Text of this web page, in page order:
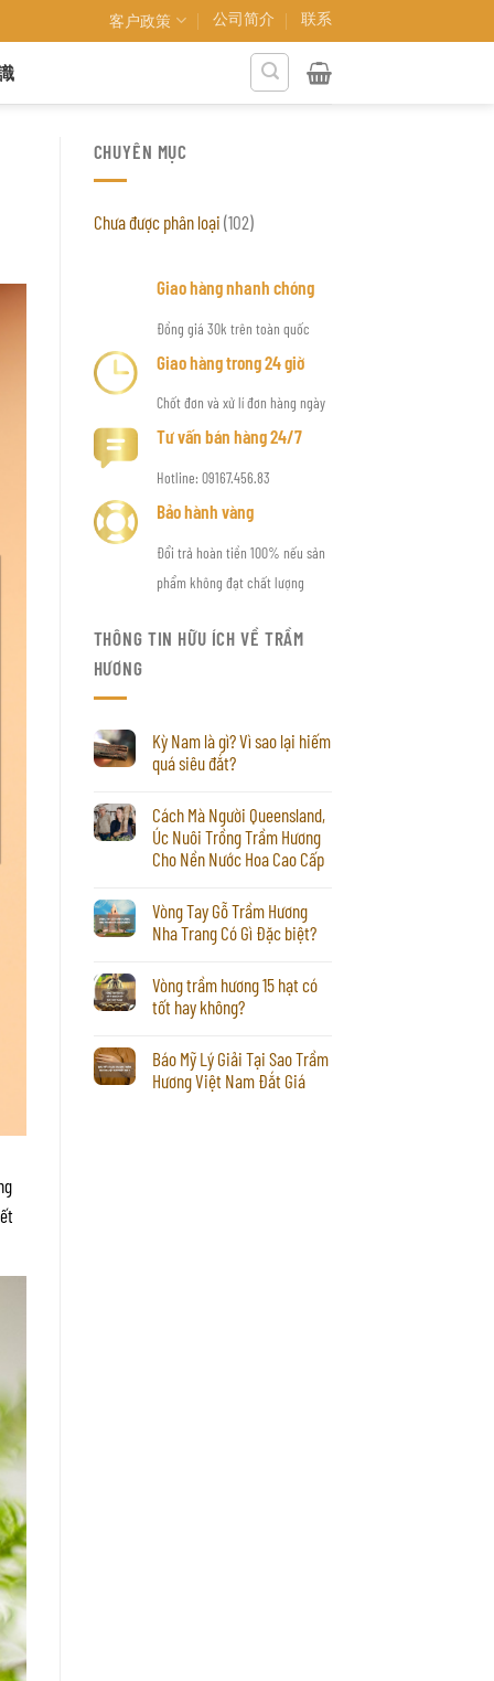
客户政策 公司简介 联系
CHUYÊN MỤC
Chưa được phân loại (102)
Giao hàng nhanh chóng
Đồng giá 30k trên toàn quốc
Giao hàng trong 24 giờ
Chốt đơn và xử lí đơn hàng ngày
Tư vấn bán hàng 24/7
Hotline: 09167.456.83
Bảo hành vàng
Đổi trả hoàn tiền 100% nếu sản
phẩm không đạt chất lượng
THÔNG TIN HỮU ÍCH VỀ TRẦM
HƯƠNG
Kỳ Nam là gì? Vì sao lại hiếm
quá siêu đắt?
Cách Mà Người Queensland,
Úc Nuôi Trồng Trầm Hương
Cho Nền Nước Hoa Cao Cấp
Vòng Tay Gỗ Trầm Hương
Nha Trang Có Gì Đặc biệt?
Vòng trầm hương 15 hạt có
tốt hay không?
Báo Mỹ Lý Giải Tại Sao Trầm
Hương Việt Nam Đắt Giá